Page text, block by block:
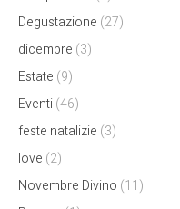
Degustazione (27)
dicembre (3)
Estate (9)
Eventi (46)
feste natalizie (3)
love (2)
Novembre Divino (11)